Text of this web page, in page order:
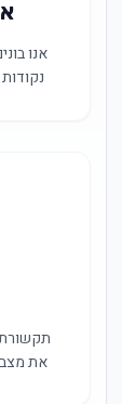
אנו
את מצב